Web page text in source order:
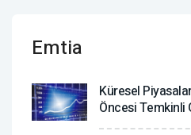
Emtia
Küresel
Öncesi Temkinli